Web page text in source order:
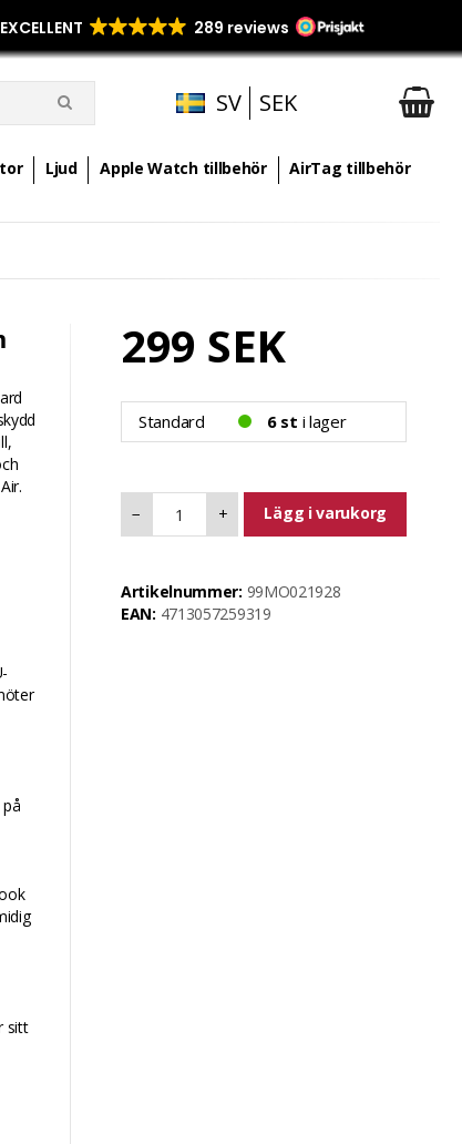
SV SEK
Ljud Apple Watch tillbehör AirTag tillbehör
sitt
299 SEK
Standard 6 st i lager
− + Lägg i varukorg
Artikelnummer: 99MO021928
EAN: 4713057259319